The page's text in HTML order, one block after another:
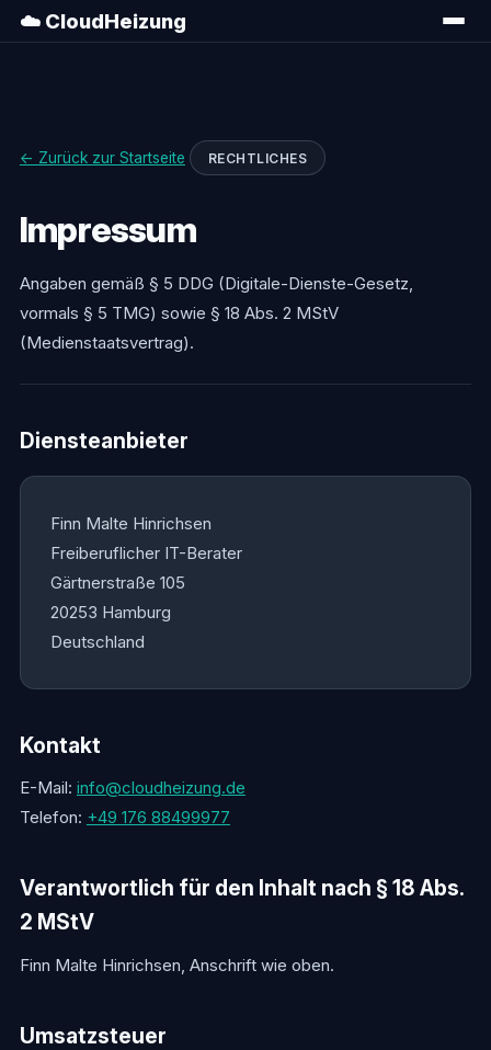
☁️ CloudHeizung
← Zurück zur Startseite RECHTLICHES
Impressum
Angaben gemäß § 5 DDG (Digitale-Dienste-Gesetz,
vormals § 5 TMG) sowie § 18 Abs. 2 MStV
(Medienstaatsvertrag).
Diensteanbieter
Finn Malte Hinrichsen
Freiberuflicher IT-Berater
Gärtnerstraße 105
20253 Hamburg
Deutschland
Kontakt
E-Mail: info@cloudheizung.de
Telefon: +49 176 88499977
Verantwortlich für den Inhalt nach § 18 Abs.
2 MStV
Finn Malte Hinrichsen, Anschrift wie oben.
Umsatzsteuer